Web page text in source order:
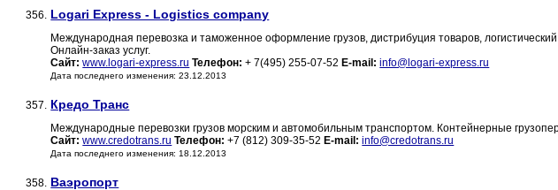
356. Logari Express - Logistics company
Международная перевозка и таможенное оформление грузов, дистрибуция товаров,
Онлайн-заказ услуг.
Сайт: www.logari-express.ru Телефон: + 7(495) 255-07-52 E-mail: info@logari-express.ru
Дата последнего изменения: 23.12.2013
357. Кредо Транс
Международные перевозки грузов морским и автомобильным транспортом. Контейнерные
Сайт: www.credotrans.ru Телефон: +7 (812) 309-35-52 E-mail: info@credotrans.ru
Дата последнего изменения: 18.12.2013
358. Ваэропорт